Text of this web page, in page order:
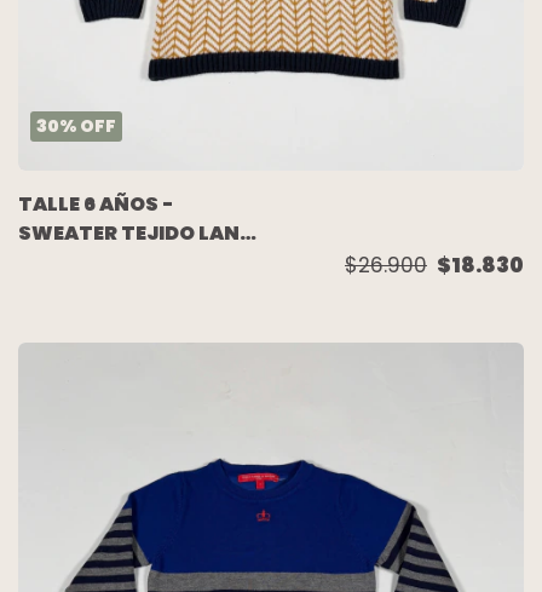
30% OFF
TALLE 6 AÑOS -
SWEATER TEJIDO LANA
$26.900 $18.830